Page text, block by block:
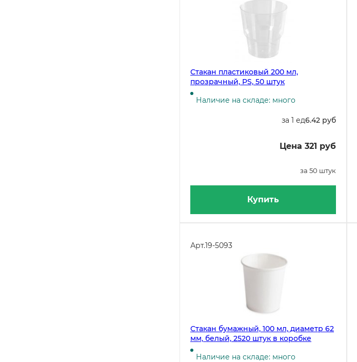
Стакан пластиковый 200 мл,
прозрачный, PS, 50 штук
Наличие на складе: много
за 1 ед6.42 руб
Цена 321 руб
за 50 штук
Купить
Арт.19-5093
Стакан бумажный, 100 мл, диаметр 62
мм, белый, 2520 штук в коробке
Наличие на складе: много